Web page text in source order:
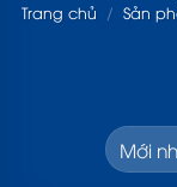
Trang chủ / Sản